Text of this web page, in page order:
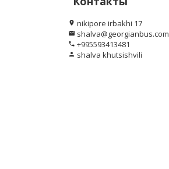
location_on nikipore irbakhi 17
email shalva@georgianbus.com
phone +995593413481
person shalva khutsishvili